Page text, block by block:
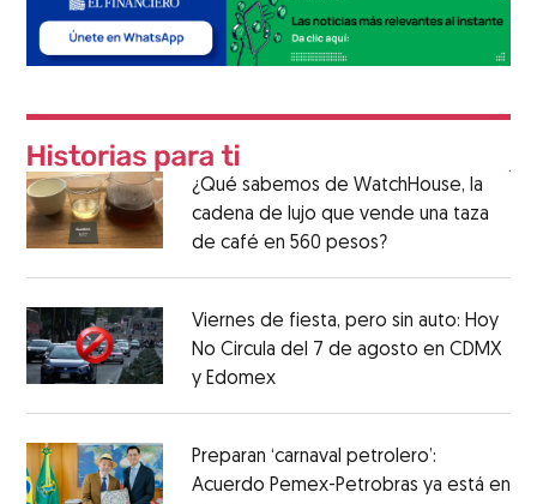
¿Qué sabemos de WatchHouse, la
cadena de lujo que vende una taza
de café en 560 pesos?
Viernes de fiesta, pero sin auto: Hoy
No Circula del 7 de agosto en CDMX
y Edomex
Preparan ‘carnaval petrolero’:
Acuerdo Pemex-Petrobras ya está en